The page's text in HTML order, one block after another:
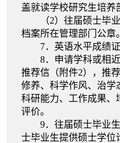
盖就读学校研究生培养
（2）往届硕士毕
档案所在管理部门公章。
7． 英语水平成绩
8．申请学科或相
推荐信 （ 附件2） ，推
修养、科学作风、治学
科研能力、工作成果、
评价。
9．往届硕士毕业
士毕业生提供硕士学位